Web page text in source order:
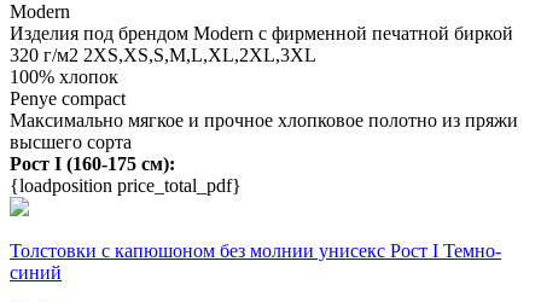
Modern
Изделия под брендом Modern с фирменной печатной биркой
320 г/м2 2XS,XS,S,M,L,XL,2XL,3XL
100% хлопок
Penye compact
Максимально мягкое и прочное хлопковое полотно из пряжи
высшего сорта
Рост I (160-175 см):
{loadposition price_total_pdf}
Толстовки с капюшоном без молнии унисекс Рост I Темно-
синий